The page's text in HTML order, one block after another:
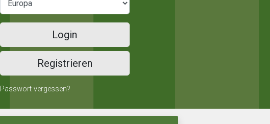
Login
Registrieren
Passwort vergessen?